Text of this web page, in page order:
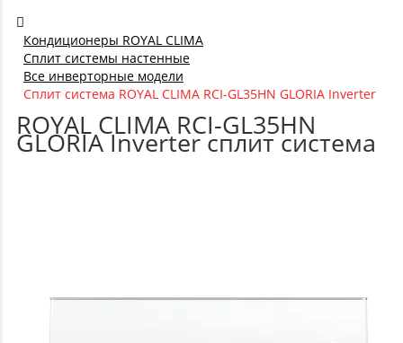
Кондиционеры ROYAL CLIMA
Сплит системы настенные
Все инверторные модели
Сплит система ROYAL CLIMA RCI-GL35HN GLORIA Inverter
ROYAL CLIMA RCI-GL35HN
GLORIA Inverter сплит система